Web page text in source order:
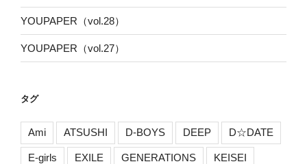
YOUPAPER（vol.28）
YOUPAPER（vol.27）
タグ
Ami ATSUSHI D-BOYS DEEP D☆DATE
E-girls EXILE GENERATIONS KEISEI